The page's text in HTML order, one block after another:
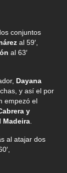
conjuntos
al 59′,
al 63′
Dayana
y así el por
empezó el
y
Madeira
al atajar dos